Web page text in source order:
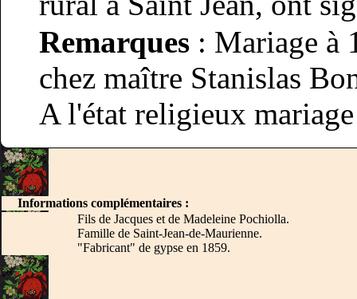
Remarques : Mariage à
chez maître Stanislas
A l'état religieux
Informations complémentaires :
Fils de Jacques et de Madeleine Pochiolla.
Famille de Saint-Jean-de-Maurienne.
"Fabricant" de gypse en 1859.